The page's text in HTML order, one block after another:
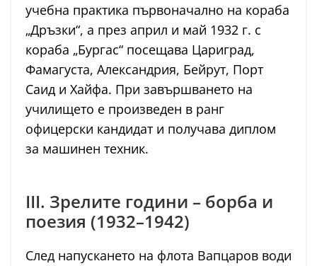
учебна практика първоначално на кораба
„Дръзки“, а през април и май 1932 г. с
кораба „Бургас“ посещава Цариград,
Фамагуста, Александрия, Бейрут, Порт
Саид и Хайфа. При завършването на
училището е произведен в ранг
офицерски кандидат и получава диплом
за машинен техник.
III. Зрелите години – борба и
поезия (1932–1942)
След напускането на флота Вапцаров води